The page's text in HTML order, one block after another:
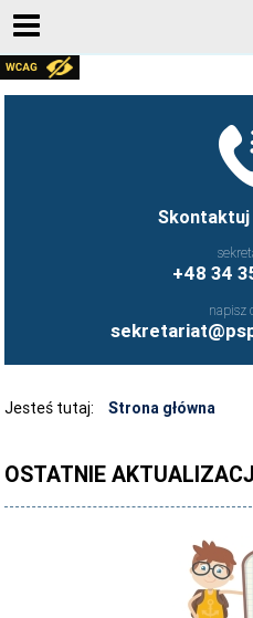
Skontaktuj
+48 34
napisz
RODO
O SZKOLE
BIBLIOTEKA
Jesteś tutaj: Strona główna
OSTATNIE